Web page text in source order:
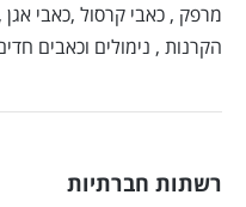
מרפק , כאבי קרסול ,כאבי אגן ,
הקרנות , נימולים וכאבים
רשתות חברתיות